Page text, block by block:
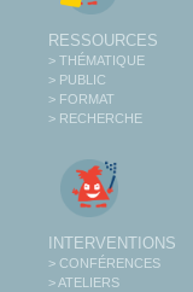
RESSOURCES
> THÉMATIQUE
> PUBLIC
> FORMAT
> RECHERCHE
INTERVENTIONS
> CONFÉRENCES
> ATELIERS